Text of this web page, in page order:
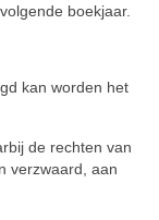
boekjaar.
kan worden het
de rechten van
verzwaard, aan